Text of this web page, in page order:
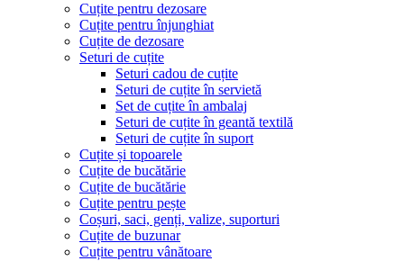
Cuțite pentru dezosare
Cuțite pentru înjunghiat
Cuțite de dezosare
Seturi de cuțite
Seturi cadou de cuțite
Seturi de cuțite în servietă
Set de cuțite în ambalaj
Seturi de cuțite în geantă textilă
Seturi de cuțite în suport
Cuțite și topoarele
Cuțite de bucătărie
Cuțite de bucătărie
Cuțite pentru pește
Coșuri, saci, genți, valize, suporturi
Cuțite de buzunar
Cuțite pentru vânătoare